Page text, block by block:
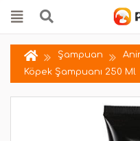
Şampuan
Köpek Şampuanı 250 Ml